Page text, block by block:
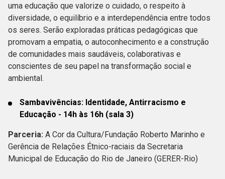
uma educação que valorize o cuidado, o respeito à
diversidade, o equilíbrio e a interdependência entre todos
os seres. Serão exploradas práticas pedagógicas que
promovam a empatia, o autoconhecimento e a construção
de comunidades mais saudáveis, colaborativas e
conscientes de seu papel na transformação social e
ambiental.
Sambavivências: Identidade, Antirracismo e
Educação - 14h às 16h (sala 3)
Parceria: A Cor da Cultura/Fundação Roberto Marinho e
Gerência de Relações Étnico-raciais da Secretaria
Municipal de Educação do Rio de Janeiro (GERER-Rio)